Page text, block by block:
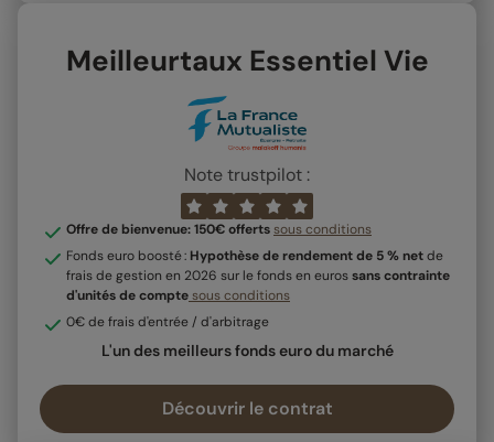
Meilleurtaux Essentiel Vie
Note trustpilot :
Offre de bienvenue: 150€ offertssous conditions
Fonds euro boosté : Hypothèse de rendement de 5 % netde
frais de gestion en 2026 sur le fonds en eurossans contrainte
d'unités de comptesous conditions
0€ de frais d'entrée / d'arbitrage
L'un des meilleurs fonds euro du marché
Découvrir le contrat